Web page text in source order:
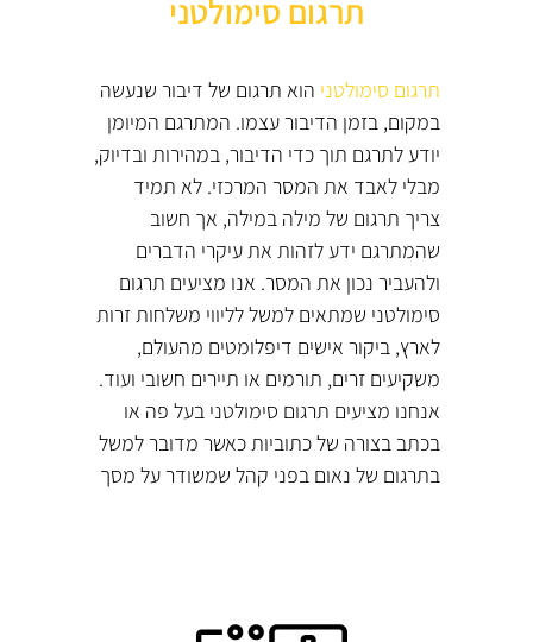
תרגום סימולטני
תרגום סימולטני הוא תרגום של דיבור שנעשה
במקום, בזמן הדיבור עצמו. המתרגם המיומן
יודע לתרגם תוך כדי הדיבור, במהירות ובדיוק,
מבלי לאבד את המסר המרכזי. לא תמיד
צריך תרגום של מילה במילה, אך חשוב
שהמתרגם ידע לזהות את עיקרי הדברים
ולהעביר נכון את המסר. אנו מציעים תרגום
סימולטני שמתאים למשל לליווי משלחות זרות
לארץ, ביקור אישים דיפלומטים מהעולם,
משקיעים זרים, תורמים או תיירים חשובי ועוד.
אנחנו מציעים תרגום סימולטני בעל פה או
בכתב בצורה של כתוביות כאשר מדובר למשל
בתרגום של נאום בפני קהל שמשודר על מסך